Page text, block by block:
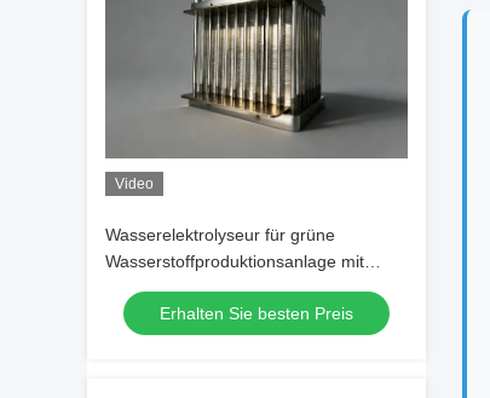
Video
Wasserelektrolyseur für grüne
Wasserstoffproduktionsanlage mit
99,9995 % Reinheit und 80–250 Nm3/h
Durchflusskapazität
Erhalten Sie besten Preis